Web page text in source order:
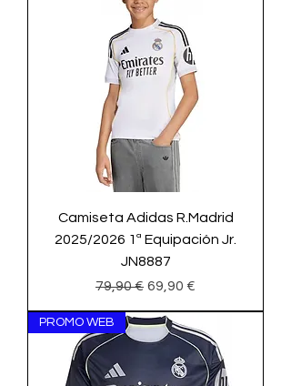
Camiseta Adidas R.Madrid
2025/2026 1ª Equipación Jr.
JN8887
Precio
79,90 € Precio de oferta
69,90 €
PROMO WEB